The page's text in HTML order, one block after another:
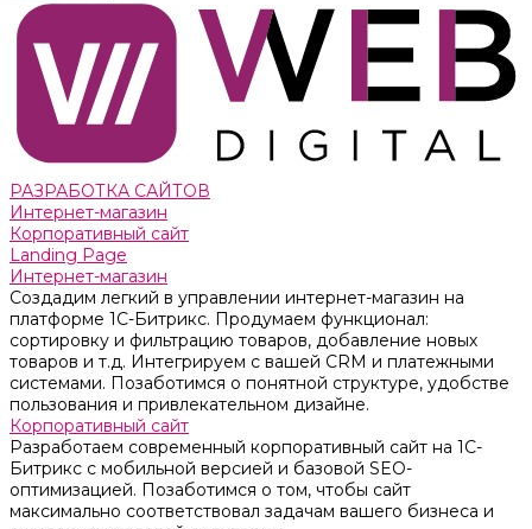
РАЗРАБОТКА САЙТОВ
Интернет-магазин
Корпоративный сайт
Landing Page
Интернет-магазин
Создадим легкий в управлении интернет-магазин на
платформе 1С-Битрикс. Продумаем функционал:
сортировку и фильтрацию товаров, добавление новых
товаров и т.д. Интегрируем с вашей CRM и платежными
системами. Позаботимся о понятной структуре, удобстве
пользования и привлекательном дизайне.
Корпоративный сайт
Разработаем современный корпоративный сайт на 1С-
Битрикс с мобильной версией и базовой SEO-
оптимизацией. Позаботимся о том, чтобы сайт
максимально соответствовал задачам вашего бизнеса и